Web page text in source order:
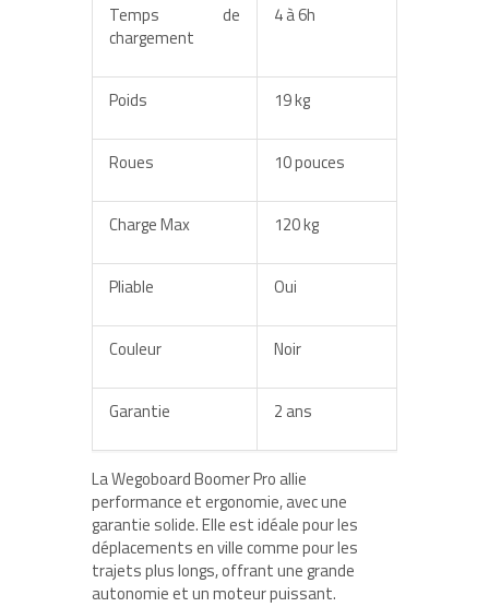
Temps de
chargement
4 à 6h
Poids 19 kg
Roues 10 pouces
Charge Max 120 kg
Pliable Oui
Couleur Noir
Garantie 2 ans
La Wegoboard Boomer Pro allie
performance et ergonomie, avec une
garantie solide. Elle est idéale pour les
déplacements en ville comme pour les
trajets plus longs, offrant une grande
autonomie et un moteur puissant.